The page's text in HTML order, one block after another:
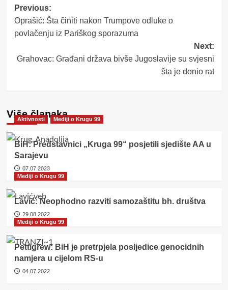
Post
navigation
Previous:
Oprašić: Šta činiti nakon Trumpove odluke o
povlačenju iz Pariškog sporazuma
Next:
Grahovac: Građani država bivše Jugoslavije su svjesni
šta je donio rat
Više članaka
Aktivnosti Mediji o Krugu 99
BiH: Predstavnici „Kruga 99“ posjetili sjedište AA u
Sarajevu
07.07.2023
Mediji o Krugu 99
Lavić: Neophodno razviti samozaštitu bh. društva
29.08.2022
Mediji o Krugu 99
Pettigrew: BiH je pretrpjela posljedice genocidnih
namjera u cijelom RS-u
04.07.2022